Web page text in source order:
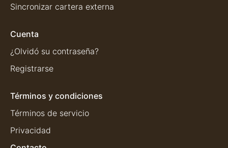
Sincronizar cartera externa
Cuenta
¿Olvidó su contraseña?
Registrarse
Términos y condiciones
Términos de servicio
Privacidad